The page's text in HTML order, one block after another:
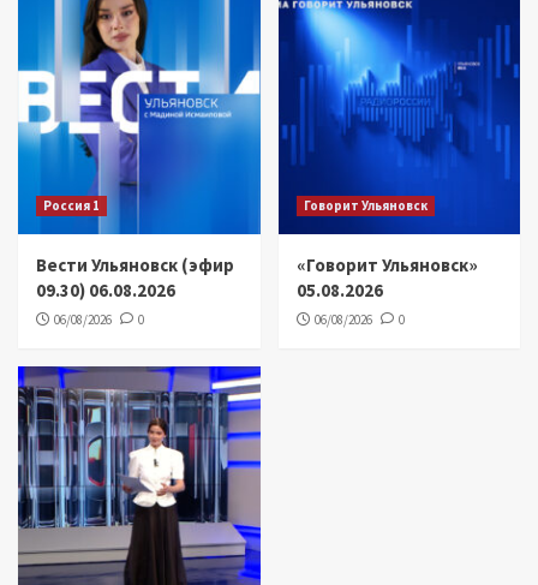
Россия 1
Вести Ульяновск (эфир
09.30) 06.08.2026
06/08/2026 0
Говорит Ульяновск
«Говорит Ульяновск»
05.08.2026
06/08/2026 0